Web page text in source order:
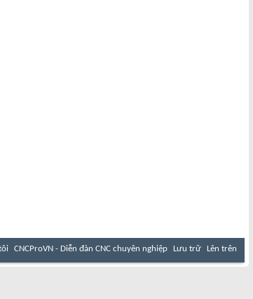
CNCProVN - Diễn đàn CNC chuyên nghiệp Lưu trữ Lên trên